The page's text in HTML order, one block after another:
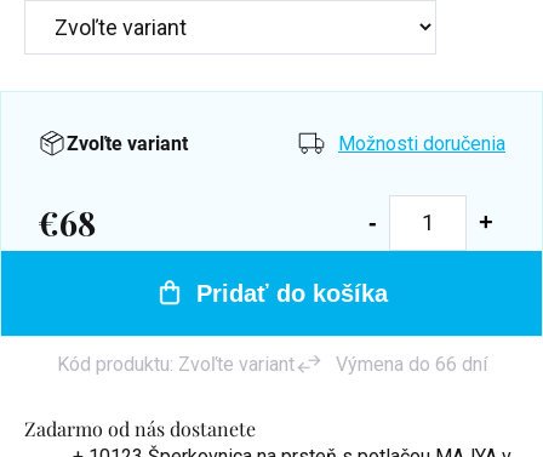
Zadarmo od nás dostanete
Zvoľte variant Možnosti doručenia
€68
Jednotková
Pridať do košíka
Kód produktu: Zvoľte variant Výmena do 66 dní